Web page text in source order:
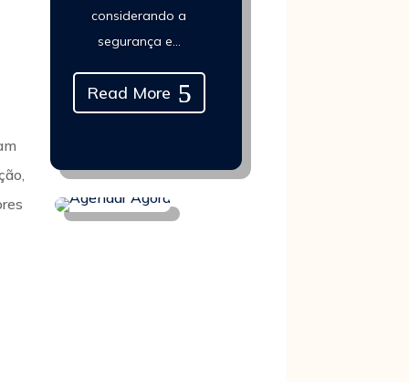
considerando a
segurança e...
Read More